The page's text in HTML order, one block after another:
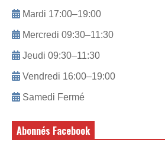
Mardi 17:00–19:00
Mercredi 09:30–11:30
Jeudi 09:30–11:30
Vendredi 16:00–19:00
Samedi Fermé
Abonnés Facebook